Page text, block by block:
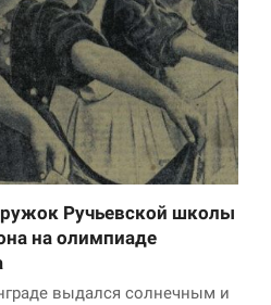
Ручьевской школы
на олимпиаде
выдался солнечным и